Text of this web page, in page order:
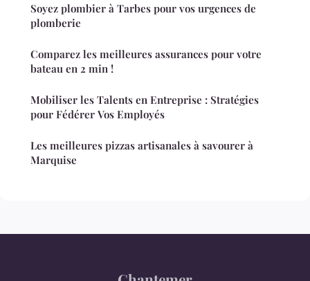
Soyez plombier à Tarbes pour vos urgences de
plomberie
Comparez les meilleures assurances pour votre
bateau en 2 min !
Mobiliser les Talents en Entreprise : Stratégies
pour Fédérer Vos Employés
Les meilleures pizzas artisanales à savourer à
Marquise